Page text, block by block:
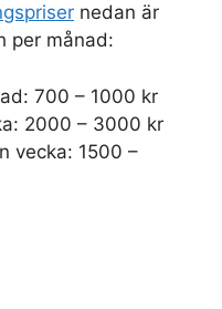
nedan är
per månad:
700 – 1000 kr
2000 – 3000 kr
vecka: 1500 –